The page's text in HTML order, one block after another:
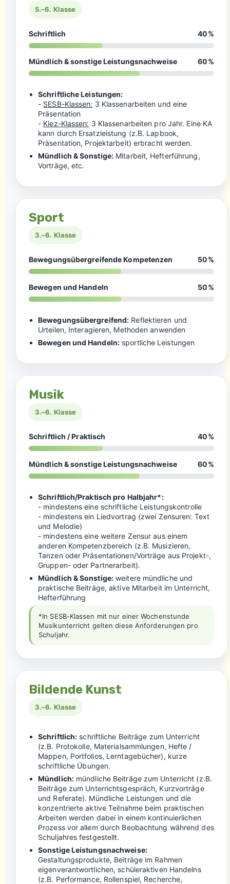
5.–6. Klasse
Schriftlich 40%
Mündlich & sonstige Leistungsnachweise 60%
Schriftliche Leistungen:
- SESB-Klassen: 3 Klassenarbeiten und eine
Präsentation
- Kiez-Klassen: 3 Klassenarbeiten pro Jahr. Eine KA
kann durch Ersatzleistung (z.B. Lapbook,
Präsentation, Projektarbeit) erbracht werden.
Mündlich & Sonstige: Mitarbeit, Hefterführung,
Vorträge, etc.
Sport
3.–6. Klasse
Bewegungsübergreifende Kompetenzen 50%
Bewegen und Handeln 50%
Bewegungsübergreifend: Reflektieren und
Urteilen, Interagieren, Methoden anwenden
Bewegen und Handeln: sportliche Leistungen
Musik
3.–6. Klasse
Schriftlich / Praktisch 40%
Mündlich & sonstige Leistungsnachweise 60%
Schriftlich/Praktisch pro Halbjahr*:
- mindestens eine schriftliche Leistungskontrolle
- mindestens ein Liedvortrag (zwei Zensuren: Text
und Melodie)
- mindestens eine weitere Zensur aus einem
anderen Kompetenzbereich (z.B. Musizieren,
Tanzen oder Präsentationen/Vorträge aus Projekt-,
Gruppen- oder Partnerarbeit).
Mündlich & Sonstige: weitere mündliche und
praktische Beiträge, aktive Mitarbeit im Unterricht,
Hefterführung
*In SESB-Klassen mit nur einer Wochenstunde
Musikunterricht gelten diese Anforderungen pro
Schuljahr.
Bildende Kunst
3.–6. Klasse
Schriftlich: schriftliche Beiträge zum Unterricht
(z.B. Protokolle, Materialsammlungen, Hefte /
Mappen, Portfolios, Lerntagebücher), kurze
schriftliche Übungen.
Mündlich:mündliche Beiträge zum Unterricht (z.B.
Beiträge zum Unterrichtsgespräch, Kurzvorträge
und Referate). Mündliche Leistungen und die
konzentrierte aktive Teilnahme beim praktischen
Arbeiten werden dabei in einem kontinuierlichen
Prozess vor allem durch Beobachtung während des
Schuljahres festgestellt.
Sonstige Leistungsnachweise:
Gestaltungsprodukte, Beiträge im Rahmen
eigenverantwortlichen, schüleraktiven Handelns
(z.B. Performance, Rollenspiel, Recherche,